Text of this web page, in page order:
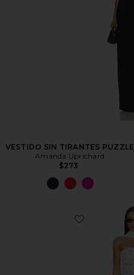
VESTIDO SIN TIRANTES PUZZLE
Amanda Uprichard
$273